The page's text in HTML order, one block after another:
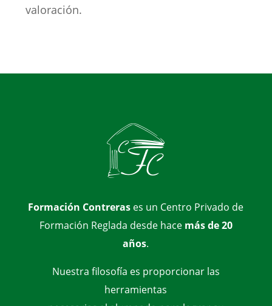
valoración.
Formación Contreras es un Centro Privado de
Formación Reglada desde hace más de 20
años.
Nuestra filosofía es proporcionar las
herramientas